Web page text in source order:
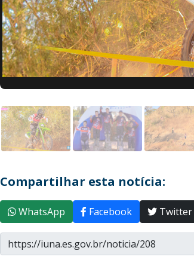
Compartilhar esta notícia:
WhatsApp Facebook Twitter